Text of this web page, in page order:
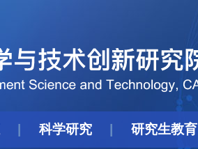
科学研究 研究生教育